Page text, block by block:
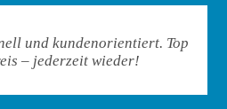
und kundenorientiert. Top
– jederzeit wieder!